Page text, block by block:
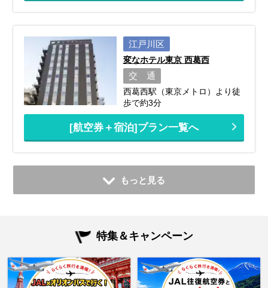
江戸川区
変なホテル東京 西葛西
交 通
西葛西駅（東京メトロ）より徒
歩で約3分
[航空券＋宿泊]プラン一覧へ
もっと見る
特集＆キャンペーン